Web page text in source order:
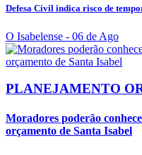
Defesa Civil indica risco de
O Isabelense - 06 de Ago
PLANEJAMENTO
Moradores poderão
orçamento de Santa Isabel